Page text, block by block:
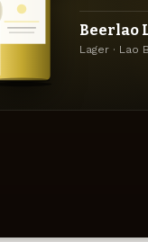
Beerlao
Lager · Lao